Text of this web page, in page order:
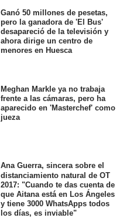
Ganó 50 millones de pesetas,
pero la ganadora de 'El Bus'
desapareció de la televisión y
ahora dirige un centro de
menores en Huesca
Meghan Markle ya no trabaja
frente a las cámaras, pero ha
aparecido en 'Masterchef' como
jueza
Ana Guerra, sincera sobre el
distanciamiento natural de OT
2017: "Cuando te das cuenta de
que Aitana está en Los Ángeles
y tiene 3000 WhatsApps todos
los días, es inviable"